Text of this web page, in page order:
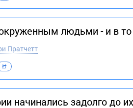
людьми - и в
Пратчетт
начинались задолго до